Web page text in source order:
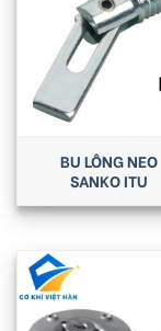
BU LÔNG NEO
SANKO ITU